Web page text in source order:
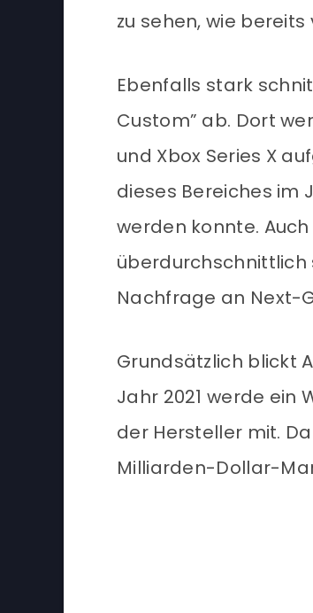
zu sehen, wie bereits
Ebenfalls stark
Custom” ab. Dort
und Xbox Series X
dieses Bereiches im
werden konnte.
überdurchschnittlich
Nachfrage an Next-
Grundsätzlich blickt
Jahr 2021 werde ein
der Hersteller mit.
Milliarden-Dollar-